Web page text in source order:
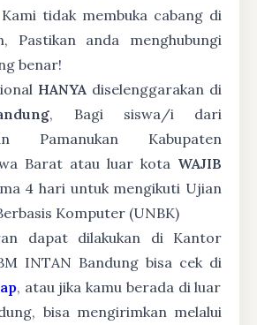
tidak membuka cabang di
Pastikan anda menghubungi
benar!
HANYA diselenggarakan di
, Bagi siswa/i dari
Pamanukan Kabupaten
Barat atau luar kota WAJIB
4 hari untuk mengikuti Ujian
Komputer (UNBK)
dapat dilakukan di Kantor
INTAN Bandung bisa cek di
, atau jika kamu berada di luar
bisa mengirimkan melalui